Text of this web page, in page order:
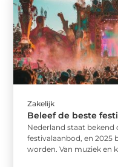
Zakelijk
Beleef de beste
Nederland staat
festivalaanbod, en 2025
worden. Van muziek en